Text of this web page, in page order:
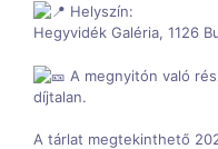
Helyszín:
Hegyvidék Galéria, 1126
A megnyitón való
díjtalan.
A tárlat megtekinthető